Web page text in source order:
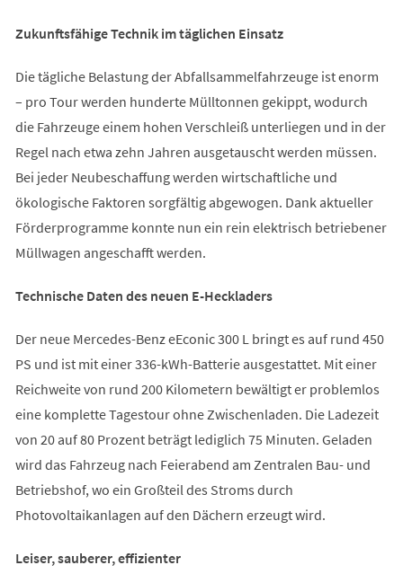
Zukunftsfähige Technik im täglichen Einsatz
Die tägliche Belastung der Abfallsammelfahrzeuge ist enorm
– pro Tour werden hunderte Mülltonnen gekippt, wodurch
die Fahrzeuge einem hohen Verschleiß unterliegen und in der
Regel nach etwa zehn Jahren ausgetauscht werden müssen.
Bei jeder Neubeschaffung werden wirtschaftliche und
ökologische Faktoren sorgfältig abgewogen. Dank aktueller
Förderprogramme konnte nun ein rein elektrisch betriebener
Müllwagen angeschafft werden.
Technische Daten des neuen E-Heckladers
Der neue Mercedes-Benz eEconic 300 L bringt es auf rund 450
PS und ist mit einer 336-kWh-Batterie ausgestattet. Mit einer
Reichweite von rund 200 Kilometern bewältigt er problemlos
eine komplette Tagestour ohne Zwischenladen. Die Ladezeit
von 20 auf 80 Prozent beträgt lediglich 75 Minuten. Geladen
wird das Fahrzeug nach Feierabend am Zentralen Bau- und
Betriebshof, wo ein Großteil des Stroms durch
Photovoltaikanlagen auf den Dächern erzeugt wird.
Leiser, sauberer, effizienter